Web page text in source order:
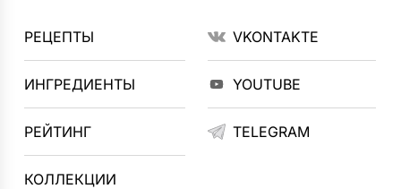
РЕЦЕПТЫ
ИНГРЕДИЕНТЫ
РЕЙТИНГ
КОЛЛЕКЦИИ
VKONTAKTE
YOUTUBE
TELEGRAM